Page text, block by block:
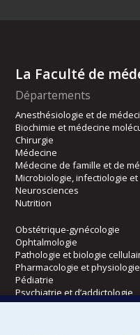
La Faculté de
Départements
Anesthésiologie et de
Biochimie et médecine
Chirurgie
Médecine
Médecine de famille et de
Microbiologie, infectiologie
Neurosciences
Nutrition
Obstétrique-gynécologie
Ophtalmologie
Pathologie et biologie
Pharmacologie et physiologie
Pédiatrie
Psychiatrie et d’addictologie
Radiologie, radio-oncologie